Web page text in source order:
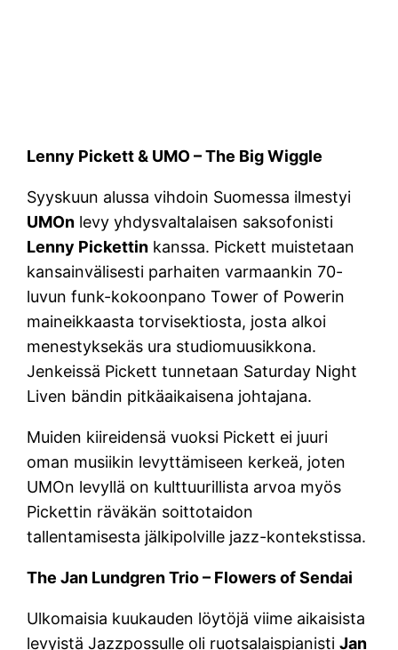
Lenny Pickett & UMO – The Big Wiggle
Syyskuun alussa vihdoin Suomessa ilmestyi
UMOn levy yhdysvaltalaisen saksofonisti
Lenny Pickettin kanssa. Pickett muistetaan
kansainvälisesti parhaiten varmaankin 70-
luvun funk-kokoonpano Tower of Powerin
maineikkaasta torvisektiosta, josta alkoi
menestyksekäs ura studiomuusikkona.
Jenkeissä Pickett tunnetaan Saturday Night
Liven bändin pitkäaikaisena johtajana.
Muiden kiireidensä vuoksi Pickett ei juuri
oman musiikin levyttämiseen kerkeä, joten
UMOn levyllä on kulttuurillista arvoa myös
Pickettin räväkän soittotaidon
tallentamisesta jälkipolville jazz-kontekstissa.
The Jan Lundgren Trio – Flowers of Sendai
Ulkomaisia kuukauden löytöjä viime aikaisista
levyistä Jazzpossulle oli ruotsalaispianistiJan